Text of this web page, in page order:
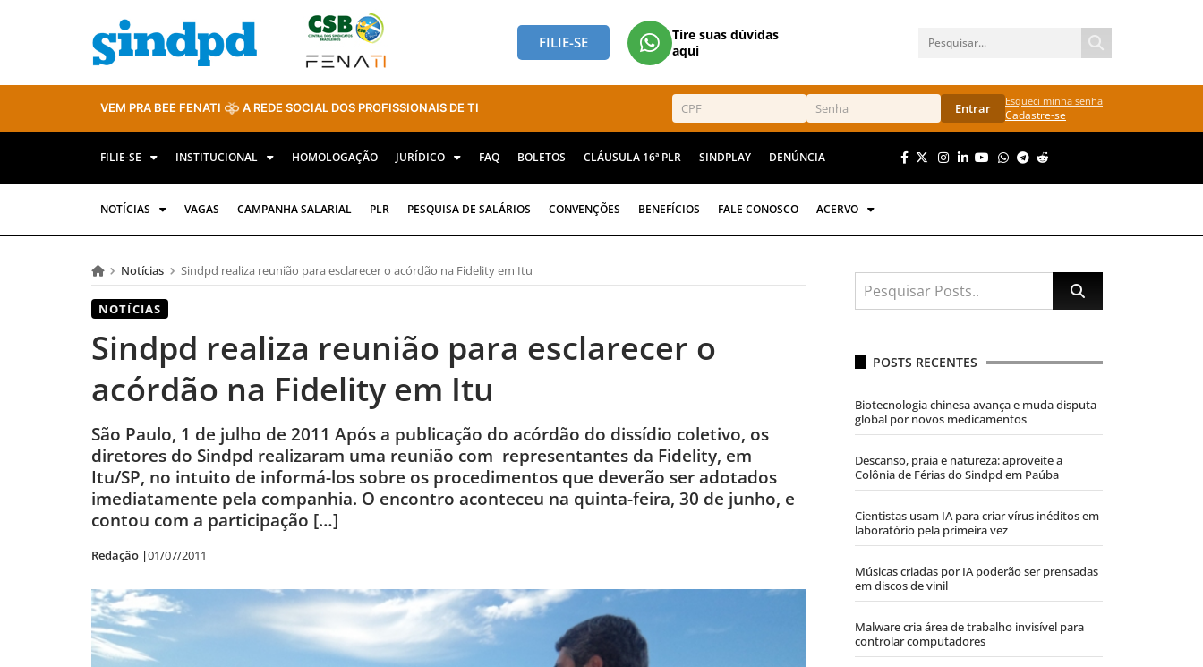
FILIE-SE
Tire suas dúvidas
aqui
VEM PRA BEE FENATI A REDE SOCIAL DOS PROFISSIONAIS DE TI Entrar Esqueci minha senha
Cadastre-se
FILIE-SE INSTITUCIONAL HOMOLOGAÇÃO JURÍDICO FAQ BOLETOS CLÁUSULA 16ª PLR SINDPLAY DENÚNCIA
NOTÍCIAS VAGAS CAMPANHA SALARIAL PLR PESQUISA DE SALÁRIOS CONVENÇÕES BENEFÍCIOS FALE CONOSCO ACERVO
Notícias Sindpd realiza reunião para esclarecer o acórdão na Fidelity em Itu
NOTÍCIAS
Sindpd realiza reunião para esclarecer o
acórdão na Fidelity em Itu
São Paulo, 1 de julho de 2011 Após a publicação do acórdão do dissídio coletivo, os
diretores do Sindpd realizaram uma reunião com representantes da Fidelity, em
Itu/SP, no intuito de informá-los sobre os procedimentos que deverão ser adotados
imediatamente pela companhia. O encontro aconteceu na quinta-feira, 30 de junho, e
contou com a participação […]
Redação |01/07/2011
POSTS RECENTES
Biotecnologia chinesa avança e muda disputa
global por novos medicamentos
Descanso, praia e natureza: aproveite a
Colônia de Férias do Sindpd em Paúba
Cientistas usam IA para criar vírus inéditos em
laboratório pela primeira vez
Músicas criadas por IA poderão ser prensadas
em discos de vinil
Malware cria área de trabalho invisível para
controlar computadores